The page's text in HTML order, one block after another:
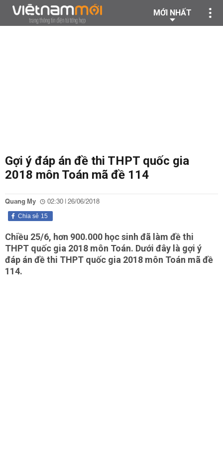
MỚI NHẤT
Gợi ý đáp án đề thi THPT quốc gia
2018 môn Toán mã đề 114
Quang My 02:30 | 26/06/2018
15
Chia sẻ
Chiều 25/6, hơn 900.000 học sinh đã làm đề thi
THPT quốc gia 2018 môn Toán. Dưới đây là gợi ý
đáp án đề thi THPT quốc gia 2018 môn Toán mã đề
114.